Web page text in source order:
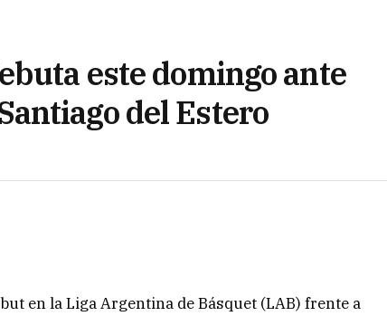
este domingo ante
del Estero
en la Liga Argentina de Básquet (LAB) frente a